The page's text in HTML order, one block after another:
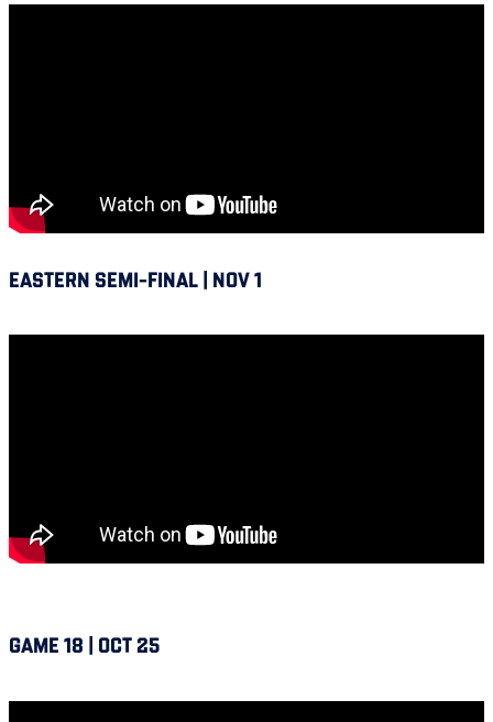
EASTERN SEMI-FINAL | NOV 1
GAME 18 | OCT 25